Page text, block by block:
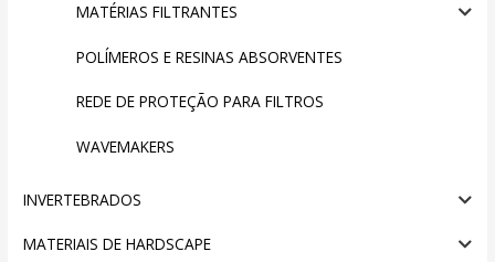
MATÉRIAS FILTRANTES
POLÍMEROS E RESINAS ABSORVENTES
REDE DE PROTEÇÃO PARA FILTROS
WAVEMAKERS
INVERTEBRADOS
MATERIAIS DE HARDSCAPE